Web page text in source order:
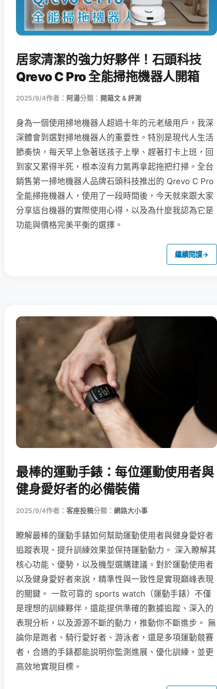
居家清潔的強力好夥伴！石頭科技
Qrevo C Pro 全能掃拖機器人開箱
2025/9/4作者： 阿湯分類： 開箱文 & 評測
身為一個使用掃地機器人超過十年的元老級用戶，我深
深體會到選對掃地機器人的重要性。特別是現代人生活
節奏快，每天早上急著送孩子上學、趕著打卡上班，回
到家又累得半死，根本沒有力氣再拿起拖把打掃。全台
銷售第一掃地機器人品牌石頭科技推出的 Qrevo C Pro
全能掃拖機器人，使用了一段時間後，今天就來跟大家
分享這台機器的實際使用心得，以及為什麼我認為它是
功能與價格完美平衡的選擇。
繼續閱讀→
最棒的運動手錶：每位運動使用者與
健身愛好者的必備裝備
2025/9/4作者： 客座投稿分類： 網路大小事
瞭解最棒的運動手錶如何幫助運動使用者與健身愛好者
追蹤表現、提升訓練效果並保持運動動力。 深入瞭解其
核心功能、優勢，以及機型選購建議。對於運動使用者
以及健身愛好者來說，精準性與一致性是實現巔峰表現
的關鍵。 一款可靠的 sports watch（運動手錶）不僅
是理想的訓練夥伴，還能提供準確的數據追蹤、深入的
表現分析，以及源源不斷的動力，推動你不斷進步。 無
論你是跑者、騎行愛好者、游泳者，還是多項運動競賽
者，合適的手錶都能説明你監測進展、優化訓練，並更
高效地實現目標。